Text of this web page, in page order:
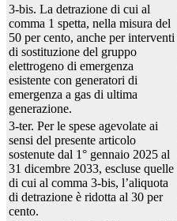
3-bis. La detrazione di cui al
comma 1 spetta, nella misura del
50 per cento, anche per interventi
di sostituzione del gruppo
elettrogeno di emergenza
esistente con generatori di
emergenza a gas di ultima
generazione.
3-ter. Per le spese agevolate ai
sensi del presente articolo
sostenute dal 1° gennaio 2025 al
31 dicembre 2033, escluse quelle
di cui al comma 3-bis, l’aliquota
di detrazione è ridotta al 30 per
cento.